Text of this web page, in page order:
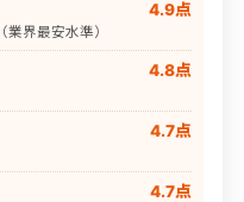
4.9点
（業界最安水準）
4.8点
4.7点
4.7点